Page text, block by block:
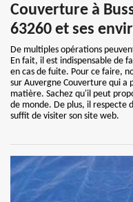
Couverture à
63260 et ses
De multiples opérations
En fait, il est indispensable de
en cas de fuite. Pour ce faire,
sur Auvergne Couverture qui a
matière. Sachez qu'il peut
de monde. De plus, il respecte
suffit de visiter son site web.